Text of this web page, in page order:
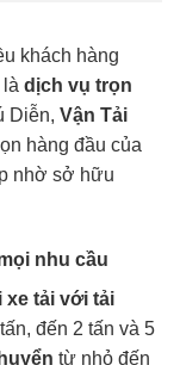
khách hàng
là dịch vụ trọn
Diễn, Vận Tải
hàng đầu của
nhờ sở hữu
nhu cầu
xe tải với tải
đến 2 tấn và 5
từ nhỏ đến